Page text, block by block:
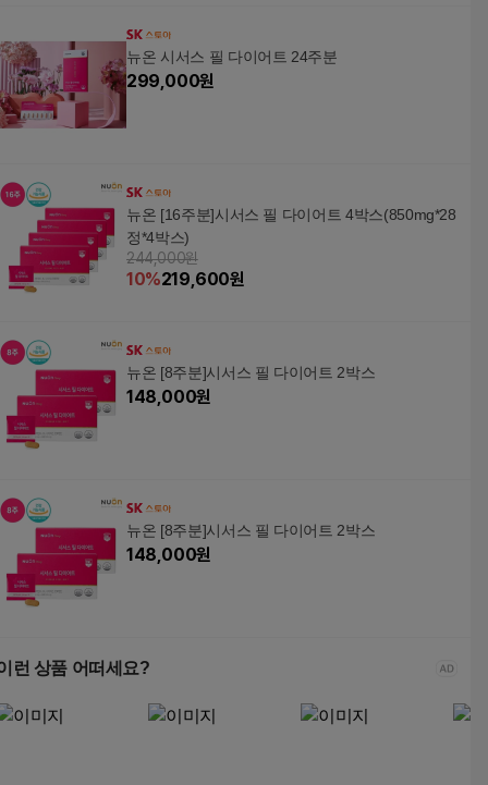
뉴온 시서스 필 다이어트 24주분
299,000원
뉴온 [16주분]시서스 필 다이어트 4박스(850mg*28
정*4박스)
244,000원
10%219,600원
뉴온 [8주분]시서스 필 다이어트 2박스
148,000원
뉴온 [8주분]시서스 필 다이어트 2박스
148,000원
런 상품 어떠세요?